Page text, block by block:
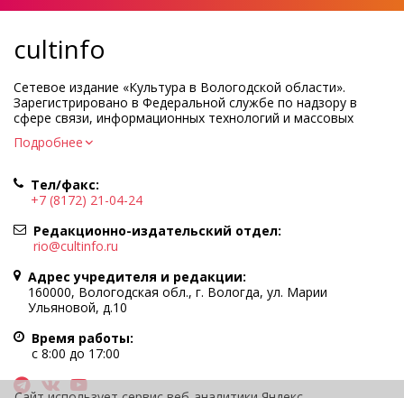
cultinfo
Сетевое издание «Культура в Вологодской области».
Зарегистрировано в Федеральной службе по надзору в
сфере связи, информационных технологий и массовых
коммуникаций.
Регистрационный номер и дата принятия решения о
Учредитель КУ ВО «Информационно-аналитический центр
культуры»
Адрес учредителя и редакции: 160000, Вологодская обл., г.
Вологда, ул. Марии Ульяновой, д.10
Главный редактор — Легчанова Елена Григорьевна
Политика в отношении обработки персональных данных
При полном или частичном использовании информации
портала гиперссылка на cultinfo.ru обязательна.
Редакция не несет ответственности за достоверность
информации, содержащейся в рекламных объявлениях.
12+
Подробнее
Тел/факс:
+7 (8172) 21-04-24
Редакционно-издательский отдел:
rio@cultinfo.ru
Адрес учредителя и редакции:
160000, Вологодская обл., г. Вологда, ул. Марии
Ульяновой, д.10
Время работы:
с 8:00 до 17:00